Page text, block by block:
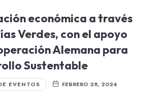
económica a través
Verdes, con el apoyo
Alemana para
Sustentable
EVENTOS
FEBRERO 28, 2024